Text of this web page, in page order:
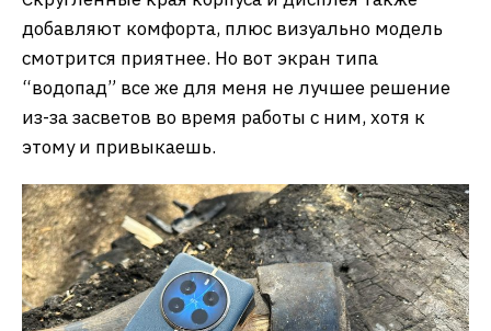
добавляют комфорта, плюс визуально модель
смотрится приятнее. Но вот экран типа
“водопад” все же для меня не лучшее решение
из-за засветов во время работы с ним, хотя к
этому и привыкаешь.